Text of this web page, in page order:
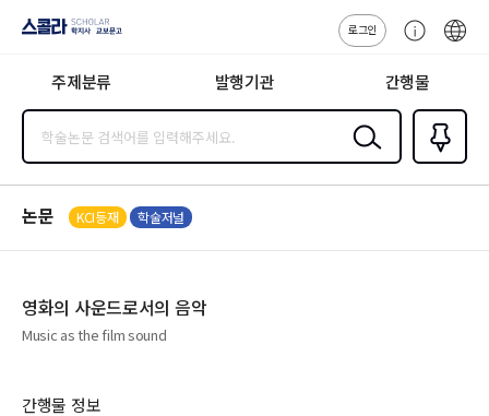
지사·교보문고
로그인
센
주제분류 발행기관 간행물
검색
즐겨찾
기0
논문 KCI등재 학술저널
영화의 사운드로서의 음악
Music as the film sound
간행물 정보